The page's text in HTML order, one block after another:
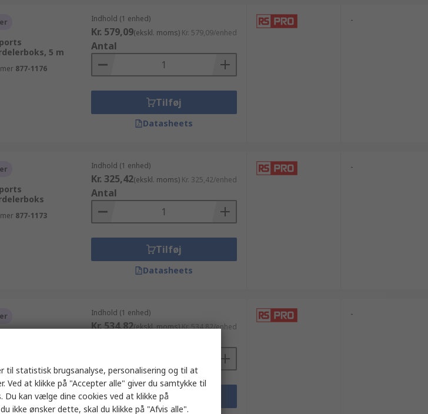
ports
5 m
877-1176
Indhold (1 enhed)
Kr. 579,09(ekskl. moms) Kr. 579,09/enhed
Antal
Tilføj
Datasheets
-
ports
877-1173
Indhold (1 enhed)
Kr. 325,42(ekskl. moms) Kr. 325,42/enhed
Antal
Tilføj
Datasheets
-
4-bens
208-0603
Indhold (1 enhed)
Kr. 534,82(ekskl. moms)Kr. 534,82/enhed
Tilføj
-
til statistisk brugsanalyse, personalisering og til at
Ved at klikke på "Accepter alle" giver du samtykke til
kan vælge dine cookies ved at klikke på
ikke ønsker dette, skal du klikke på "Afvis alle".